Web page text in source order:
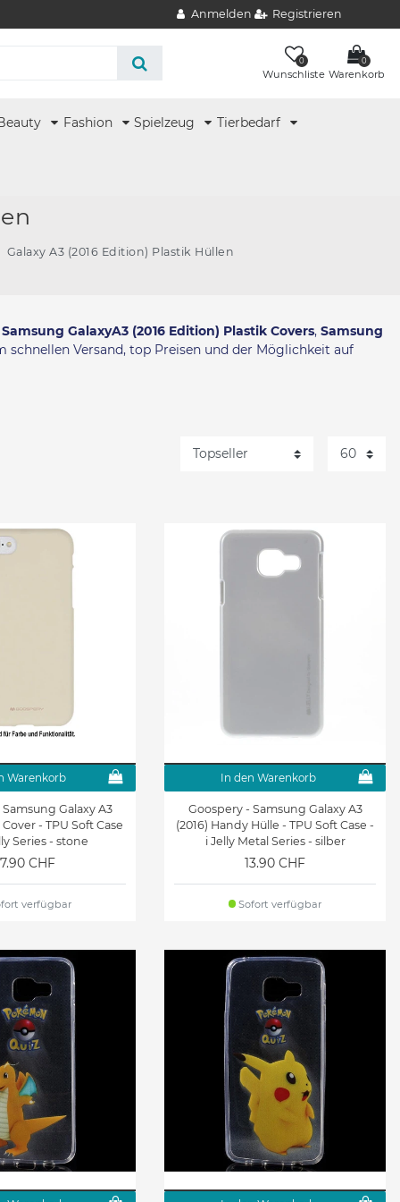
Anmelden Registrieren
0
Wunschliste
0
Warenkorb
Fashion Spielzeug Tierbedarf
Galaxy A3 (2016 Edition) Plastik Hüllen
Samsung GalaxyA3 (2016 Edition) Plastik Covers, Samsung
schnellen Versand, top Preisen und der Möglichkeit auf
Warenkorb
Galaxy A3
- TPU Soft Case
Series - stone
CHF
verfügbar
In den Warenkorb
Goospery - Samsung Galaxy A3
(2016) Handy Hülle - TPU Soft Case -
i Jelly Metal Series - silber
13.90 CHF
Sofort verfügbar